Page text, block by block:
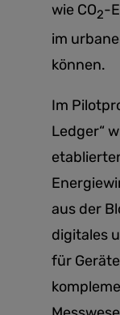
wie CO2-
im
können.
Im
Ledger“
aus der
digitales
für